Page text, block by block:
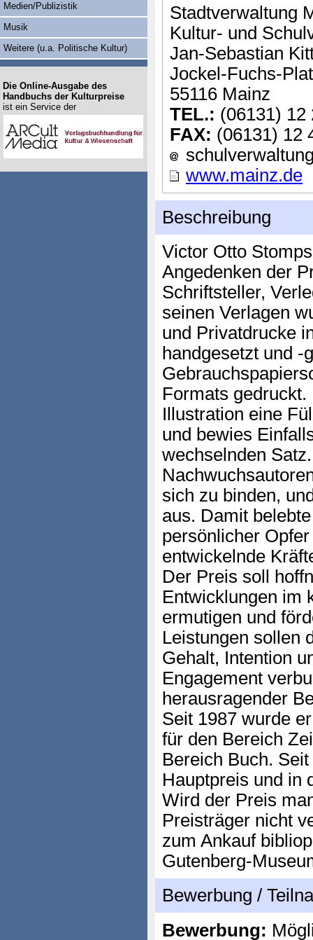
Stadtverwaltung
Kultur- und
Jan-Sebastian
Jockel-Fuchs-
55116 Mainz
TEL.: (06131) 12
FAX: (06131) 12
www.mainz.de
Beschreibung
Victor Otto
Angedenken der
Schriftsteller,
seinen Verlagen
und Privatdrucke
handgesetzt und -
Formats gedruckt.
Illustration eine
und bewies
wechselnden
sich zu binden,
aus. Damit
persönlicher
entwickelnde
Der Preis soll
Entwicklungen im
ermutigen und
Leistungen sollen
Gehalt, Intention
Engagement
herausragender
Seit 1987 wurde
für den Bereich
Bereich Buch.
Hauptpreis und in
Wird der Preis
Preisträger nicht
zum Ankauf
Gutenberg-
Bewerbung /
Bewerbung:
Medien/Publizistik
Musik
Weitere (u.a. Politische Kultur)
Die Online-Ausgabe des
Handbuchs der Kulturpreise
ist ein Service der